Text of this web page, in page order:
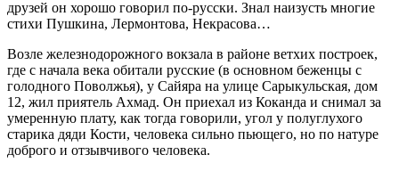
друзей он хорошо говорил по-русски. Знал наизусть многие
стихи Пушкина, Лермонтова, Некрасова…
Возле железнодорожного вокзала в районе ветхих построек,
где с начала века обитали русские (в основном беженцы с
голодного Поволжья), у Сайяра на улице Сарыкульская, дом
12, жил приятель Ахмад. Он приехал из Коканда и снимал за
умеренную плату, как тогда говорили, угол у полуглухого
старика дяди Кости, человека сильно пьющего, но по натуре
доброго и отзывчивого человека.